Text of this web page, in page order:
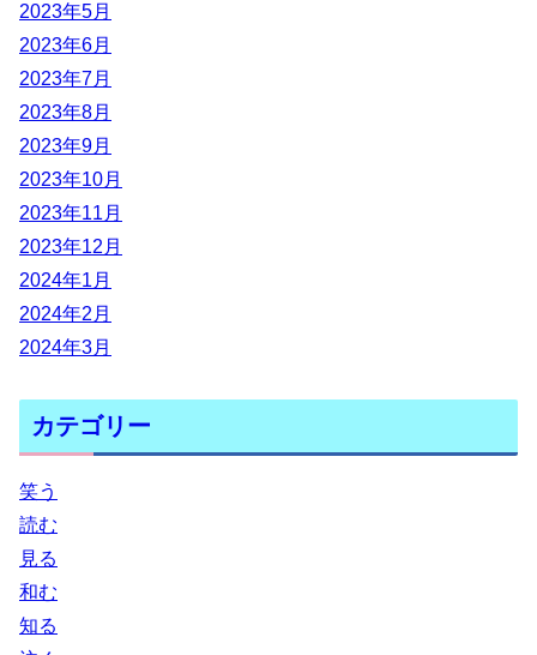
2023年5月
2023年6月
2023年7月
2023年8月
2023年9月
2023年10月
2023年11月
2023年12月
2024年1月
2024年2月
2024年3月
カテゴリー
笑う
読む
見る
和む
知る